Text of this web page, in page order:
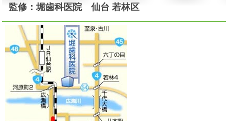
監修：堀歯科医院 仙台 若林区